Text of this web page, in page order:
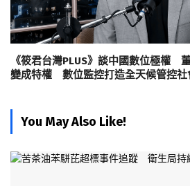
《筱君台灣PLUS》談中國數位極權
變成特權 數位監控打造全天候管控社
You May Also Like!